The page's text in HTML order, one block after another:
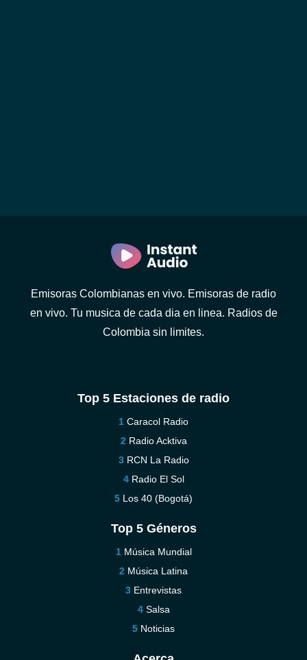
Emisoras Colombianas en vivo. Emisoras de radio
en vivo. Tu musica de cada dia en linea. Radios de
Colombia sin limites.
Top 5 Estaciones de radio
Caracol Radio
Radio Acktiva
RCN La Radio
Radio El Sol
Los 40 (Bogotá)
Top 5 Géneros
Música Mundial
Música Latina
Entrevistas
Salsa
Noticias